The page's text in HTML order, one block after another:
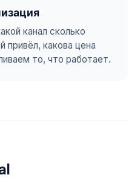
канал сколько
привёл, какова цена
то, что работает.